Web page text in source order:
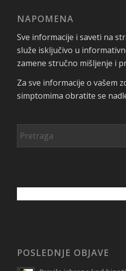
NAPOMENA
Sve informacije i saveti na
služe isključivo u
zamene stručno mišljenje i
Za sve informacije o vašem
simptomima obratite se
POSLEDNJE OBJAVE